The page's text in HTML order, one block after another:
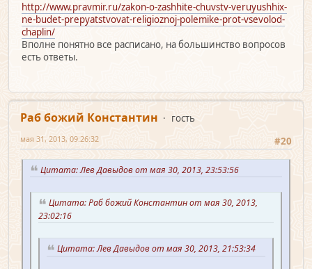
http://www.pravmir.ru/zakon-o-zashhite-chuvstv-veruyushhix-
ne-budet-prepyatstvovat-religioznoj-polemike-prot-vsevolod-
chaplin/
Вполне понятно все расписано, на большинство вопросов
есть ответы.
Раб божий Константин
гость
#20
мая 31, 2013, 09:26:32
Цитата: Лев Давыдов от мая 30, 2013, 23:53:56
Цитата: Раб божий Константин от мая 30, 2013,
23:02:16
Цитата: Лев Давыдов от мая 30, 2013, 21:53:34